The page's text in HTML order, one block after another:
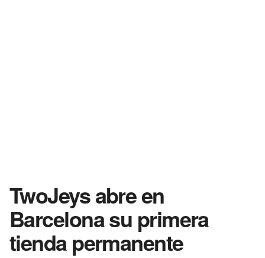
TwoJeys abre en
Barcelona su primera
tienda permanente